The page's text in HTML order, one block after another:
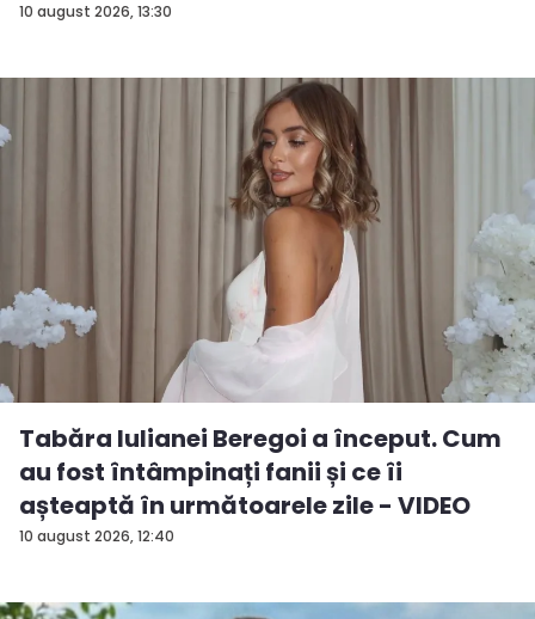
10 august 2026, 13:30
10 august 2026, 12:40
Tabăra Iulianei Beregoi a început. Cum
au fost întâmpinați fanii și ce îi
așteaptă în următoarele zile - VIDEO